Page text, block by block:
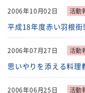
2006年10月02日 活動
平成18年度赤い羽根街
2006年07月27日 活動
思いやりを添える料理
2006年06月25日 活動